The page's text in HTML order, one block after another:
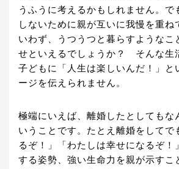
うふうに考えるかもしれません。で
しないために親が互いに我慢を重ね
いわず、うつうつと暮らすようなこ
せといえるでしょうか？ そんな生
子どもに「人生は楽しいんだ！」と
ージを伝えられません。
極端にいえば、離婚したとしてもな
いうことです。たとえ離婚をしてで
るぞ！」「わたしは幸せになるぞ！
する姿勢、強い生命力を親が示すこ